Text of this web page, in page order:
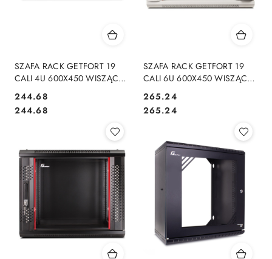
SZAFA RACK GETFORT 19
CALI 4U 600X450 WISZĄCA
SZARA
Cena:
244.68
Cena:
244.68
SZAFA RACK GETFORT 19
CALI 6U 600X450 WISZĄCA
SZARA
Cena:
265.24
Cena:
265.24